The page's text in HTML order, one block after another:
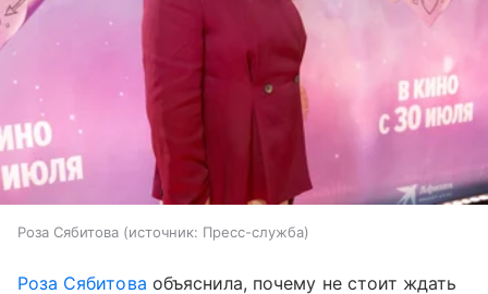
Роза Сябитова источник: Пресс-служба
Роза Сябитова объяснила, почему не стоит ждать